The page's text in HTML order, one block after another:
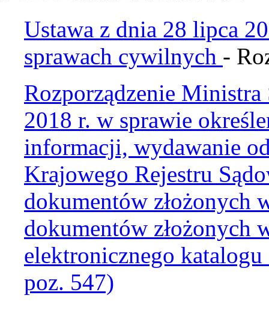
Ustawa z dnia 28 lipca
sprawach cywilnych -
Rozporządzenie
2018 r. w sprawie
informacji, wydawanie
Krajowego Rejestru
dokumentów złożonych
dokumentów złożonych
elektronicznego
poz. 547)